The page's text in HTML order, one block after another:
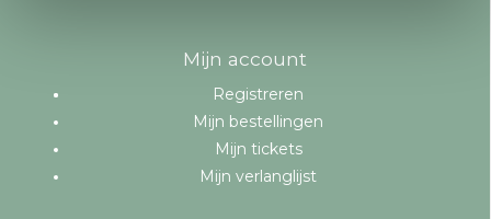
Mijn account
Registreren
Mijn bestellingen
Mijn tickets
Mijn verlanglijst